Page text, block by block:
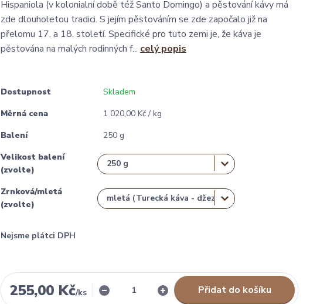
Hispaniola (v kolonialní době též Santo Domingo) a pěstování kávy má
zde dlouholetou tradici. S jejím pěstováním se zde započalo již na
přelomu 17. a 18. století. Specifické pro tuto zemi je, že káva je
pěstována na malých rodinných f... celý popis
Dostupnost
Skladem
Měrná cena
1 020,00 Kč / kg
Balení
250 g
Velikost balení
(zvolte)
Zrnková/mletá
(zvolte)
Nejsme plátci DPH
255,00 Kč/ks Přidat do košíku